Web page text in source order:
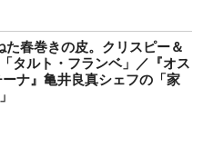
た春巻きの皮。クリスピー＆
タルト・フランベ」／『オス
ナ』亀井良真シェフの「家